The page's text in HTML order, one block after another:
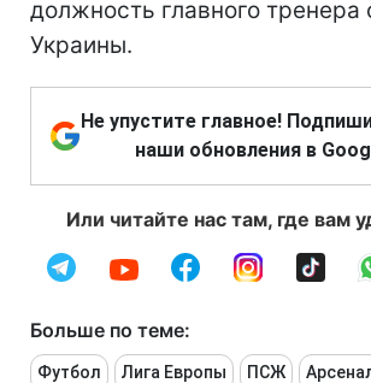
должность главного тренера
Украины.
Не упустите главное!
наши обновления в
Или читайте нас там, где вам
Больше по теме:
Футбол Лига Европы ПСЖ